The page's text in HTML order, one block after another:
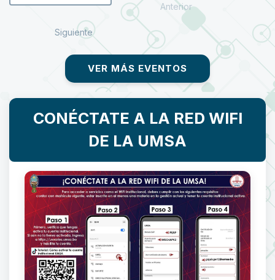
Anterior
Siguiente
VER MÁS EVENTOS
CONÉCTATE A LA RED WIFI
DE LA UMSA